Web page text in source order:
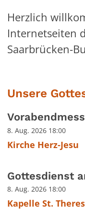
Herzlich
Internetseiten
Saarbrücken-
Unsere
8. Aug. 2026 18:00
Kirche Herz-Jesu
Gottesdienst
8. Aug. 2026 18:00
Kapelle St.